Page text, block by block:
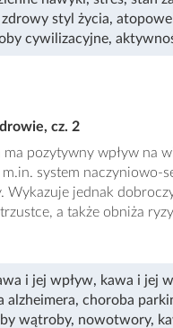
zdrowy styl życia, atopowe
cywilizacyjne,
cz. 2
pozytywny wpływ na
m.in. system naczyniowo-
Wykazuje jednak
a także obniża
i jej wpływ, kawa i jej
alzheimera, choroba
wątroby, nowotwory,